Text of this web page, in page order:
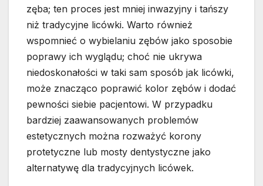
zęba; ten proces jest mniej inwazyjny i tańszy
niż tradycyjne licówki. Warto również
wspomnieć o wybielaniu zębów jako sposobie
poprawy ich wyglądu; choć nie ukrywa
niedoskonałości w taki sam sposób jak licówki,
może znacząco poprawić kolor zębów i dodać
pewności siebie pacjentowi. W przypadku
bardziej zaawansowanych problemów
estetycznych można rozważyć korony
protetyczne lub mosty dentystyczne jako
alternatywę dla tradycyjnych licówek.